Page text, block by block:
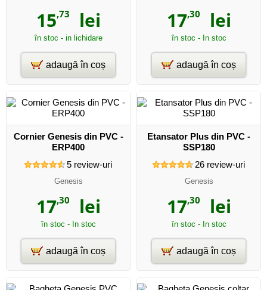
15,73 lei
în stoc - in lichidare
adaugă în coș
17,30 lei
în stoc - In stoc
adaugă în coș
Cornier Genesis din PVC -
ERP400
5review-uri
Genesis
17,30 lei
în stoc - In stoc
adaugă în coș
Etansator Plus din PVC -
SSP180
26review-uri
Genesis
17,30 lei
în stoc - In stoc
adaugă în coș